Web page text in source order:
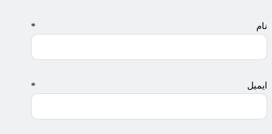
نام *
ایمیل *